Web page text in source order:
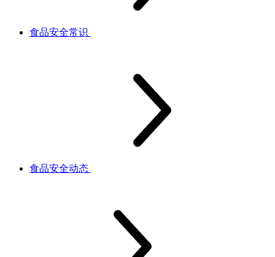
食品安全常识
食品安全动态